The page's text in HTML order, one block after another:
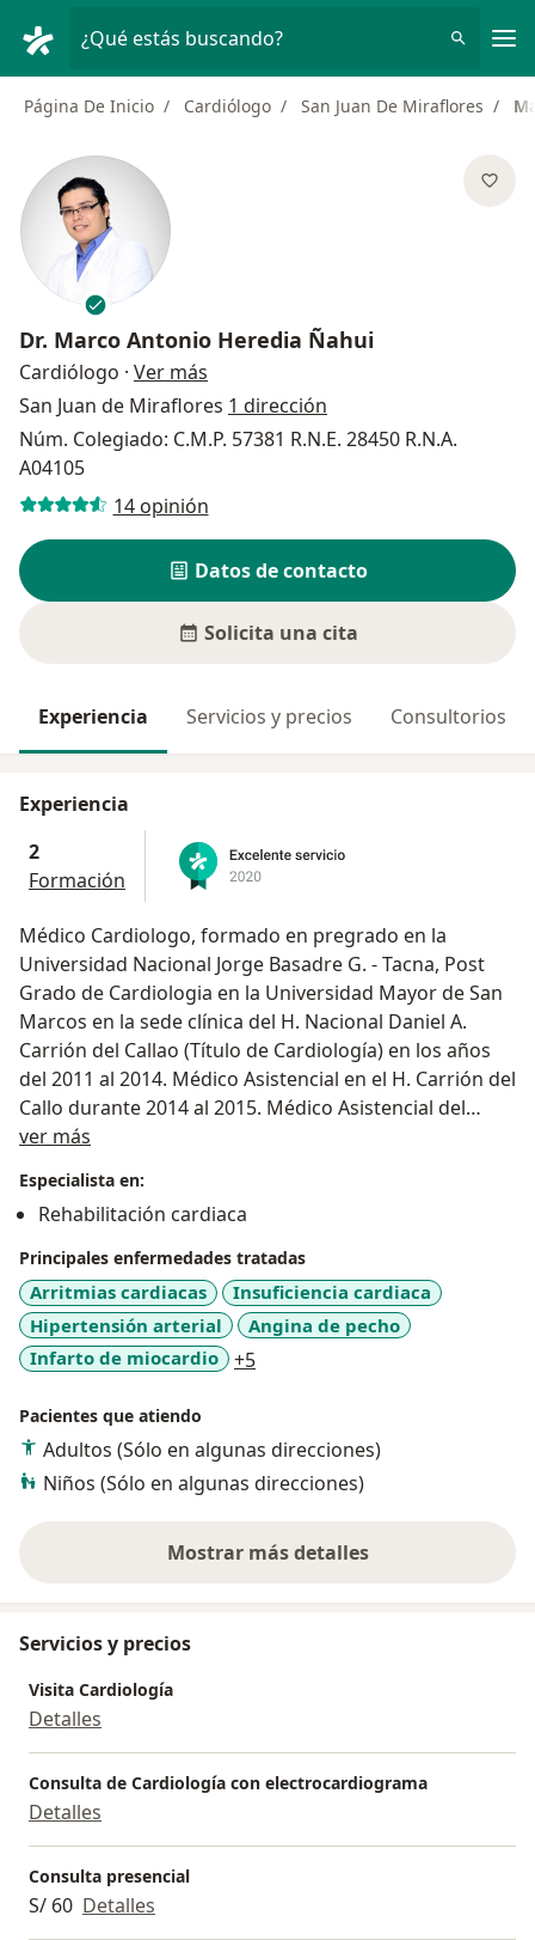
¿Qué estás buscando?
Página De Inicio Cardiólogo San Juan De Miraflores
Dr. Marco Antonio Heredia Ñahui
Cardiólogo · Ver más
San Juan de Miraflores 1 dirección
Núm. Colegiado: C.M.P. 57381 R.N.E. 28450 R.N.A.
A04105
14 opinión
Datos de contacto
Solicita una cita
Experiencia Servicios y precios Consultorios
Experiencia
2
Formación
Médico Cardiologo, formado en pregrado en la
Universidad Nacional Jorge Basadre G. - Tacna, Post
Grado de Cardiologia en la Universidad Mayor de San
Marcos en la sede clínica del H. Nacional Daniel A.
Carrión del Callao (Título de Cardiología) en los años
del 2011 al 2014. Médico Asistencial en el H. Carrión del
Callo durante 2014 al 2015. Médico Asistencial del
Instituto Nacional del Corazón (INCOR - ESSALUD) del
Rehabilitación Cardiaca. Docente de la Universidad
Peruana Unión, cátedras de electrocardiografía y
dolor torácico (2018 a la fecha).
ver más
Especialista en:
Rehabilitación cardiaca
Principales enfermedades tratadas
Arritmias cardiacas
Insuficiencia cardiaca
Hipertensión arterial
Angina de pecho
Infarto de miocardio
+5a11y_sr_more_diseases
Pacientes que atiendo
Adultos (Sólo en algunas direcciones)
Niños (Sólo en algunas direcciones)
Mostrar más detalles
sobre la experiencia
Servicios y precios
Visita Cardiología
Detalles
Consulta de Cardiología con electrocardiograma
Detalles
Consulta presencial
S/ 60 Detalles